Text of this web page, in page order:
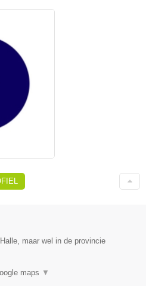
maar wel in de provincie
maps ▼